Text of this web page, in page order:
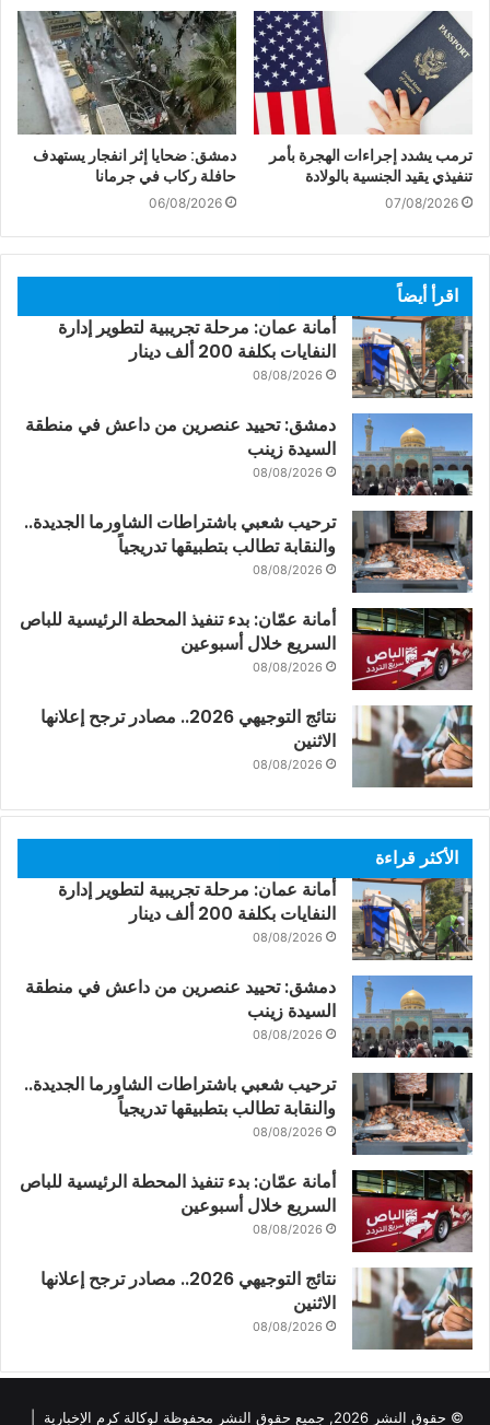
ترمب يشدد إجراءات الهجرة بأمر
تنفيذي يقيد الجنسية بالولادة
07/08/2026
دمشق: ضحايا إثر انفجار يستهدف
حافلة ركاب في جرمانا
06/08/2026
اقرأ أيضاً
أمانة عمان: مرحلة تجريبية لتطوير إدارة
النفايات بكلفة 200 ألف دينار
08/08/2026
دمشق: تحييد عنصرين من داعش في منطقة
السيدة زينب
08/08/2026
ترحيب شعبي باشتراطات الشاورما الجديدة..
والنقابة تطالب بتطبيقها تدريجياً
08/08/2026
أمانة عمّان: بدء تنفيذ المحطة الرئيسية للباص
السريع خلال أسبوعين
08/08/2026
نتائج التوجيهي 2026.. مصادر ترجح إعلانها
الاثنين
08/08/2026
الأكثر قراءة
أمانة عمان: مرحلة تجريبية لتطوير إدارة
النفايات بكلفة 200 ألف دينار
08/08/2026
دمشق: تحييد عنصرين من داعش في منطقة
السيدة زينب
08/08/2026
ترحيب شعبي باشتراطات الشاورما الجديدة..
والنقابة تطالب بتطبيقها تدريجياً
08/08/2026
أمانة عمّان: بدء تنفيذ المحطة الرئيسية للباص
السريع خلال أسبوعين
08/08/2026
نتائج التوجيهي 2026.. مصادر ترجح إعلانها
الاثنين
08/08/2026
© حقوق النشر 2026, جميع حقوق النشر محفوظة لوكالة كرم الإخبارية |